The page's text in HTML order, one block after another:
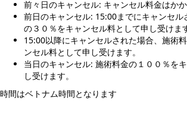
前々日のキャンセル: キャンセル料金はかか
前日のキャンセル: 15:00までにキャンセル
の３０％をキャンセル料として申し受けま
15:00以降にキャンセルされた場合、施術
ンセル料として申し受けます。
当日のキャンセル: 施術料金の１００％を
し受けます。
時間はベトナム時間となります